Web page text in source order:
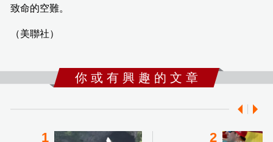
致命的空難。
（美聯社）
你 或 有 興 趣 的 文 章